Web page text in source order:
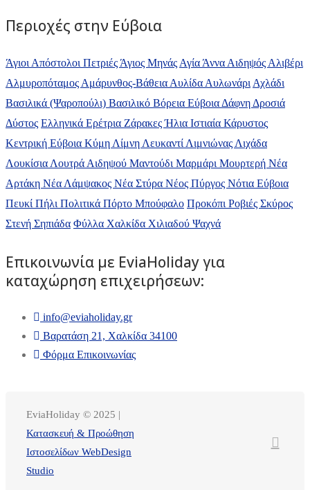
Περιοχές στην Εύβοια
Άγιοι Απόστολοι Πετριές Άγιος Μηνάς Αγία Άννα Αιδηψός Αλιβέρι
Αλμυροπόταμος Αμάρυνθος-Βάθεια Αυλίδα Αυλωνάρι Αχλάδι
Βασιλικά (Ψαροπούλι) Βασιλικό Βόρεια Εύβοια Δάφνη Δροσιά
Δύστος Ελληνικά Ερέτρια ΖάρακεςΉλια Ιστιαία Κάρυστος
Κεντρική Εύβοια Κύμη Λίμνη Λευκαντί Λιμνιώνας Λιχάδα
Λουκίσια Λουτρά Αιδηψού Μαντούδι Μαρμάρι Μουρτερή Νέα
Αρτάκη Νέα Λάμψακος Νέα Στύρα Νέος Πύργος Νότια Εύβοια
Πευκί Πήλι Πολιτικά Πόρτο Μπούφαλο Προκόπι Ροβιές Σκύρος
Στενή Σηπιάδα Φύλλα Χαλκίδα Χιλιαδού Ψαχνά
Επικοινωνία με ΕviaHoliday για
καταχώρηση επιχειρήσεων:
info@eviaholiday.gr
Βαρατάση 21, Χαλκίδα 34100
Φόρμα Επικοινωνίας
EviaHoliday © 2025 |
Κατασκευή & Προώθηση
Ιστοσελίδων WebDesign
Studio